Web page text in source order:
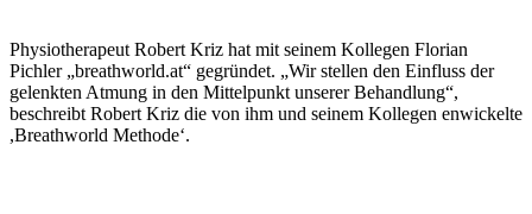
Physiotherapeut Robert Kriz hat mit seinem Kollegen Florian
Pichler „breathworld.at“ gegründet. „Wir stellen den Einfluss der
gelenkten Atmung in den Mittelpunkt unserer Behandlung“,
beschreibt Robert Kriz die von ihm und seinem Kollegen enwickelte
,Breathworld Methode‘.